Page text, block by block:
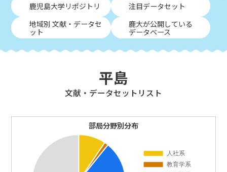
鹿児島大学リポジトリ
注目データセット
地域別 文献・データセ
ット
鹿大が公開している
データベース
平島
⽂献・データセットリスト
部局分野別分布
ABOUT
KGOS発信
NEWS
ENGLISH